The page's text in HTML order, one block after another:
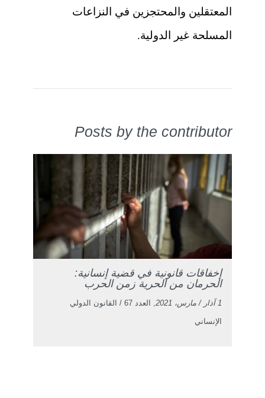
المعتقلين والمحتجزين في النزاعات
المسلحة غير الدولية.
Posts by the contributor
إخفاقات قانونية في قضية إنسانية:
الحرمان من الحرية زمن الحرب
1 آذار / مارس، 2021 , العدد 67 / القانون الدولي
الإنساني